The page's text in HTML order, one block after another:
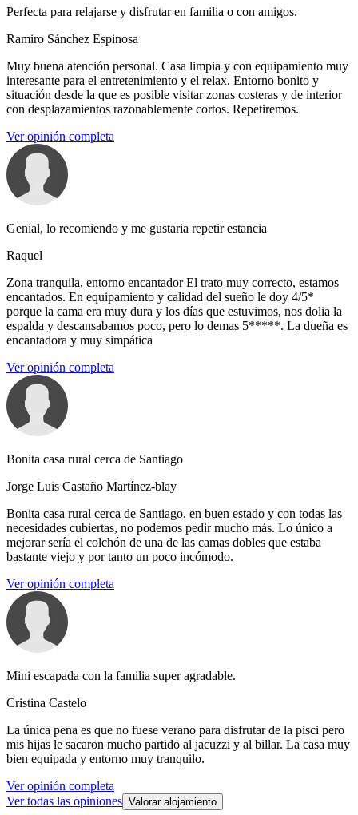
Perfecta para relajarse y disfrutar en familia o con amigos.
Ramiro Sánchez Espinosa
Muy buena atención personal. Casa limpia y con equipamiento muy
interesante para el entretenimiento y el relax. Entorno bonito y
situación desde la que es posible visitar zonas costeras y de interior
con desplazamientos razonablemente cortos. Repetiremos.
Ver opinión completa
Genial, lo recomiendo y me gustaria repetir estancia
Raquel
Zona tranquila, entorno encantador El trato muy correcto, estamos
encantados. En equipamiento y calidad del sueño le doy 4/5*
porque la cama era muy dura y los días que estuvimos, nos dolia la
espalda y descansabamos poco, pero lo demas 5*****. La dueña es
encantadora y muy simpática
Ver opinión completa
Bonita casa rural cerca de Santiago
Jorge Luis Castaño Martínez-blay
Bonita casa rural cerca de Santiago, en buen estado y con todas las
necesidades cubiertas, no podemos pedir mucho más. Lo único a
mejorar sería el colchón de una de las camas dobles que estaba
bastante viejo y por tanto un poco incómodo.
Ver opinión completa
Mini escapada con la familia super agradable.
Cristina Castelo
La única pena es que no fuese verano para disfrutar de la pisci pero
mis hijas le sacaron mucho partido al jacuzzi y al billar. La casa muy
bien equipada y entorno muy tranquilo.
Ver opinión completa
Ver todas las opiniones Valorar alojamiento